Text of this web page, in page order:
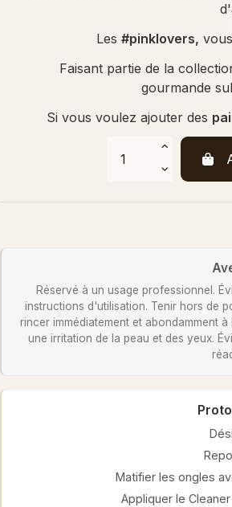
Les #pinklovers,
Faisant partie de la
gourmande
Si vous voulez ajouter des
Réservé à un usage professionnel.
instructions d'utilisation. Tenir hors de
rincer immédiatement et abondamment
une irritation de la peau et des yeux.
Matifier les ongles
Appliquer le